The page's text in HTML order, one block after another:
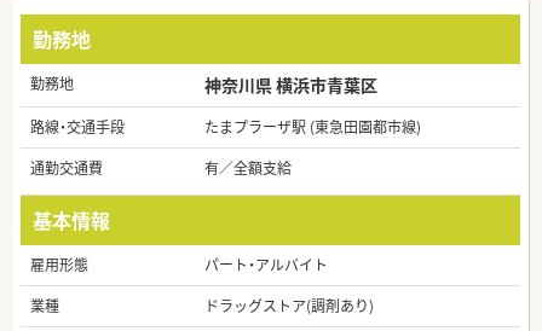
勤務地
勤務地 神奈川県 横浜市青葉区
路線・交通手段
たまプラーザ駅 (東急田園都市線)
通勤交通費
有／全額支給
基本情報
雇用形態
パート・アルバイト
業種
ドラッグストア(調剤あり)